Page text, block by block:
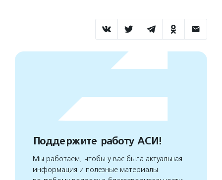
Поддержите работу АСИ!
Мы работаем, чтобы у вас была актуальная
информация и полезные материалы